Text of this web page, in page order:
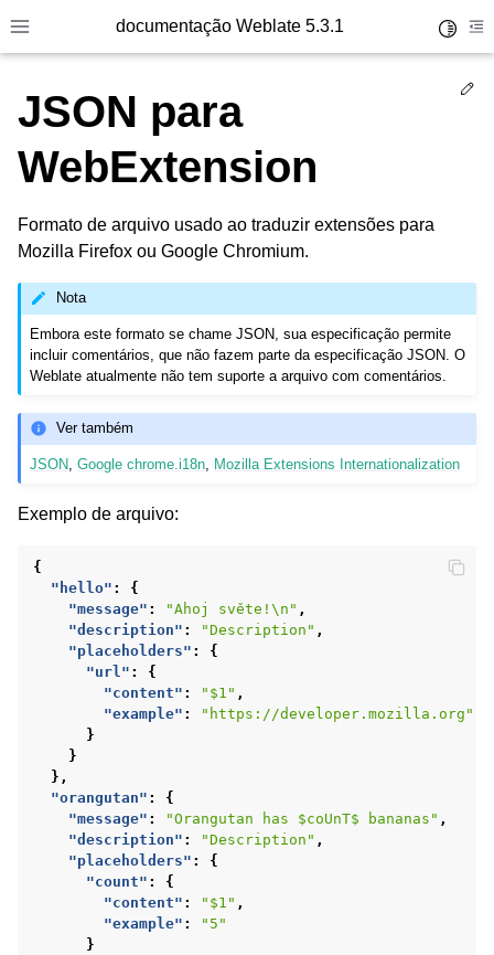
Toggle site navigation sidebar
documentação Weblate 5.3.1
navigation of Formatos de arquivos suportados
JSON para
WebExtension
Formato de arquivo usado ao traduzir extensões para
Mozilla Firefox ou Google Chromium.
Nota
Embora este formato se chame JSON, sua especificação permite
incluir comentários, que não fazem parte da especificação JSON. O
Weblate atualmente não tem suporte a arquivo com comentários.
Ver também
JSON ,Google chrome.i18n Mozilla Extensions Internationalization
Exemplo de arquivo:
{
"hello" :
{
"message" : "Ahoj světe!\n" ,
"description" : "Description" ,
"placeholders" :
{
"url" :
{
"content" : "$1" ,
"example" :
"https://developer.mozilla.org"
}
}
},
"orangutan" :
{
"message" : "Orangutan has $coUnT$ bananas" ,
"description" : "Description" ,
"placeholders" :
{
"count" :
{
"content" : "$1" ,
"example" :
"5"
}